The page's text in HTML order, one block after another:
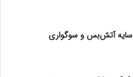
سایه آتش‌بس و سوگواری